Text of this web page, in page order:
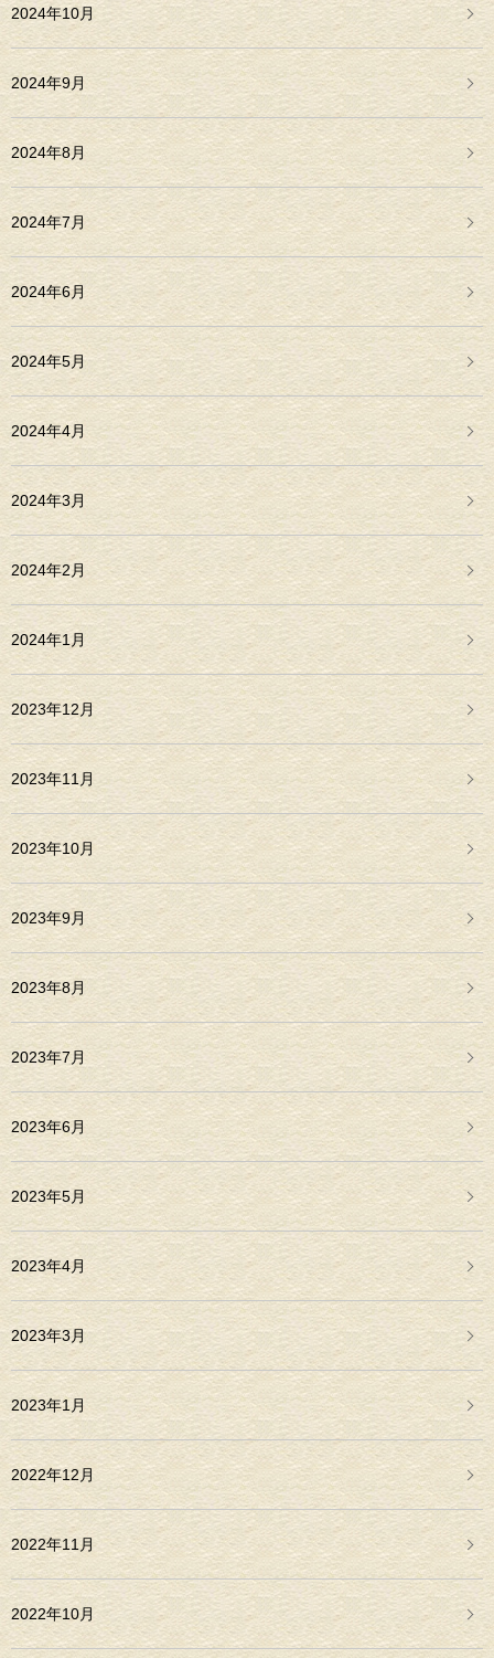
2024年10月
2024年9月
2024年8月
2024年7月
2024年6月
2024年5月
2024年4月
2024年3月
2024年2月
2024年1月
2023年12月
2023年11月
2023年10月
2023年9月
2023年8月
2023年7月
2023年6月
2023年5月
2023年4月
2023年3月
2023年1月
2022年12月
2022年11月
2022年10月